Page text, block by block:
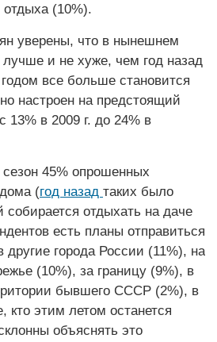
(10%).
уверены, что в нынешнем
лучше и не хуже, чем год назад
все больше становится
настроен на предстоящий
13% в 2009 г. до 24% в
45% опрошенных
(год назад таких было
отдыхать на даче
есть планы отправиться
города России (11%), на
(10%), за границу (9%), в
бывшего СССР (2%), в
кто этим летом останется
объяснять это